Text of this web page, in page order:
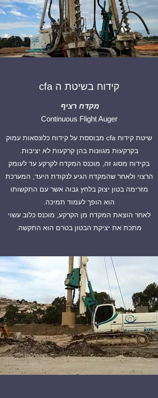
קידוח בשיטת ה cfa
מקדח רציף
Continuous Flight Auger
שיטת קידוח cfa מבוססת על קידוח כלונסאות עמוק
בקרקעות מגוונות בהן קרקעות לא יציבות.
בקידוח מסוג זה, מוכנס המקדח לקרקע עד לעומק
הרצוי ולאחר שהמקדח הגיע לנקודת היעד, המערכת
מזרימה בטון יצוק בלחץ גבוה אשר עם התקשותו
הוא הופך לעמוד תמיכה.
לאחר הוצאת המקדח מן הקרקע, מוכנס כלוב עשוי
מתכת את יציקת הבטון בטרם הוא התקשה.